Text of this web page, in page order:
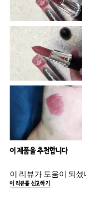
이 제품을 추천합니다
이 리뷰가 도움이 되셨
이 리뷰를 신고하기